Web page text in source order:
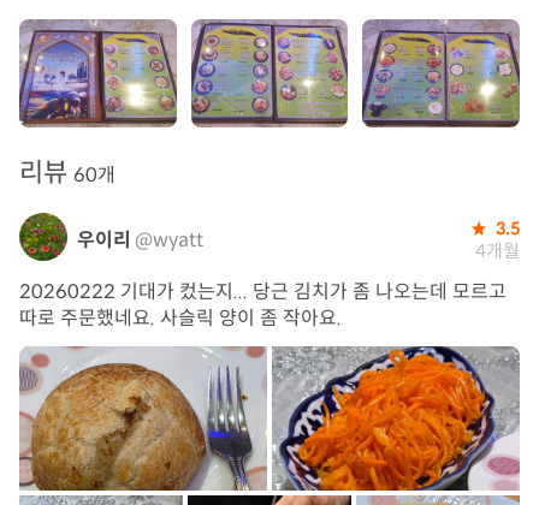
리뷰 60개
우이리 @wyatt 3.5
4개월
20260222 기대가 컸는지... 당근 김치가 좀 나오는데 모르고
따로 주문했네요. 사슬릭 양이 좀 작아요.